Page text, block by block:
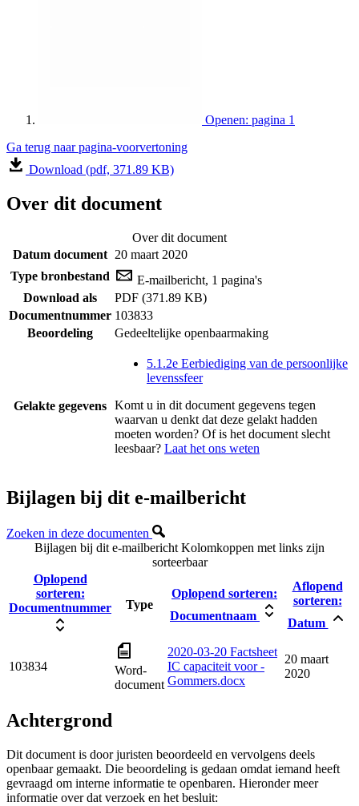
Openen: pagina 1
Ga terug naar pagina-voorvertoning
Download (pdf, 371.89 KB)
Over dit document
Over dit document
Datum document 20 maart 2020
Type bronbestand
E-mailbericht, 1 pagina's
Download als
PDF (371.89 KB)
Documentnummer 103833
Beoordeling
Gedeeltelijke openbaarmaking
Gelakte gegevens
5.1.2e Eerbiediging van de persoonlijke
levenssfeer
Komt u in dit document gegevens tegen
waarvan u denkt dat deze gelakt hadden
moeten worden? Of is het document slecht
leesbaar? Laat het ons weten
Bijlagen bij dit e-mailbericht
Zoeken in deze documenten
Bijlagen bij dit e-mailbericht Kolomkoppen met links zijn
sorteerbaar
Oplopend
sorteren:
Documentnummer
Type
Oplopend sorteren:
Documentnaam
Aflopend
sorteren:
Datum
103834
Word-
document
2020-03-20 Factsheet
IC capaciteit voor -
Gommers.docx
20 maart
2020
Achtergrond
Dit document is door juristen beoordeeld en vervolgens deels
openbaar gemaakt. Die beoordeling is gedaan omdat iemand heeft
gevraagd om interne informatie te openbaren. Hieronder meer
informatie over dat verzoek en het besluit: